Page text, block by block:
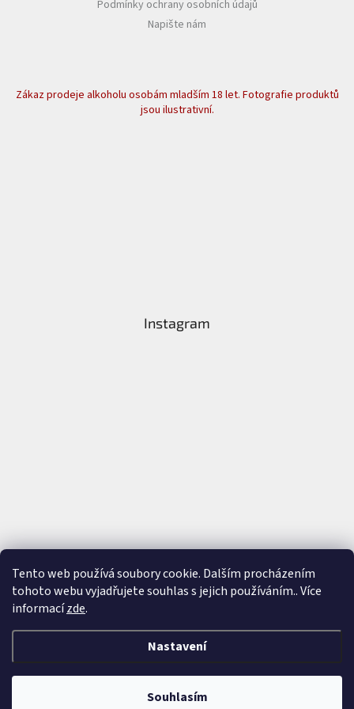
Tento web používá soubory cookie. Dalším procházením
tohoto webu vyjadřujete souhlas s jejich používáním.. Více
informacízde.
Nastavení
Souhlasím
Podmínky ochrany osobních údajů
Napište nám
Zákaz prodeje alkoholu osobám mladším 18 let. Fotografie produktů
jsou ilustrativní.
Instagram
ArmWine. Všechna práva vyhrazena.